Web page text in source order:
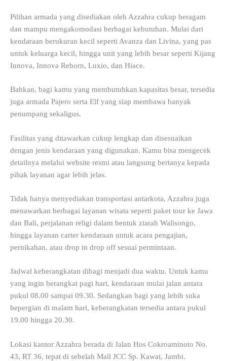
Pilihan armada yang disediakan oleh Azzahra cukup beragam
dan mampu mengakomodasi berbagai kebutuhan. Mulai dari
kendaraan berukuran kecil seperti Avanza dan Livina, yang pas
untuk keluarga kecil, hingga unit yang lebih besar seperti Kijang
Innova, Innova Reborn, Luxio, dan Hiace.
Bahkan, bagi kamu yang membutuhkan kapasitas besar, tersedia
juga armada Pajero serta Elf yang siap membawa banyak
penumpang sekaligus.
Fasilitas yang ditawarkan cukup lengkap dan disesuaikan
dengan jenis kendaraan yang digunakan. Kamu bisa mengecek
detailnya melalui website resmi atau langsung bertanya kepada
pihak layanan agar lebih jelas.
Tidak hanya menyediakan transportasi antarkota, Azzahra juga
menawarkan berbagai layanan wisata seperti paket tour ke Jawa
dan Bali, perjalanan religi dalam bentuk ziarah Walisongo,
hingga layanan carter kendaraan untuk acara pengajian,
pernikahan, atau drop in drop off sesuai permintaan.
Jadwal keberangkatan dibagi menjadi dua waktu. Untuk kamu
yang ingin berangkat pagi hari, kendaraan mulai jalan antara
pukul 08.00 sampai 09.30. Sedangkan bagi yang lebih suka
bepergian di malam hari, keberangkatan tersedia antara pukul
19.00 hingga 20.30.
Lokasi kantor Azzahra berada di Jalan Hos Cokroaminoto No.
43, RT 36, tepat di sebelah Mall JCC Sp. Kawat, Jambi.